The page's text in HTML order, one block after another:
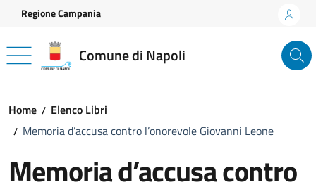
Vai ai contenuti
Vai al footer
Regione Campania
Comune di Napoli
Home
Elenco Libri
Memoria d’accusa contro l’onorevole Giovanni Leone
Memoria d’accusa contro